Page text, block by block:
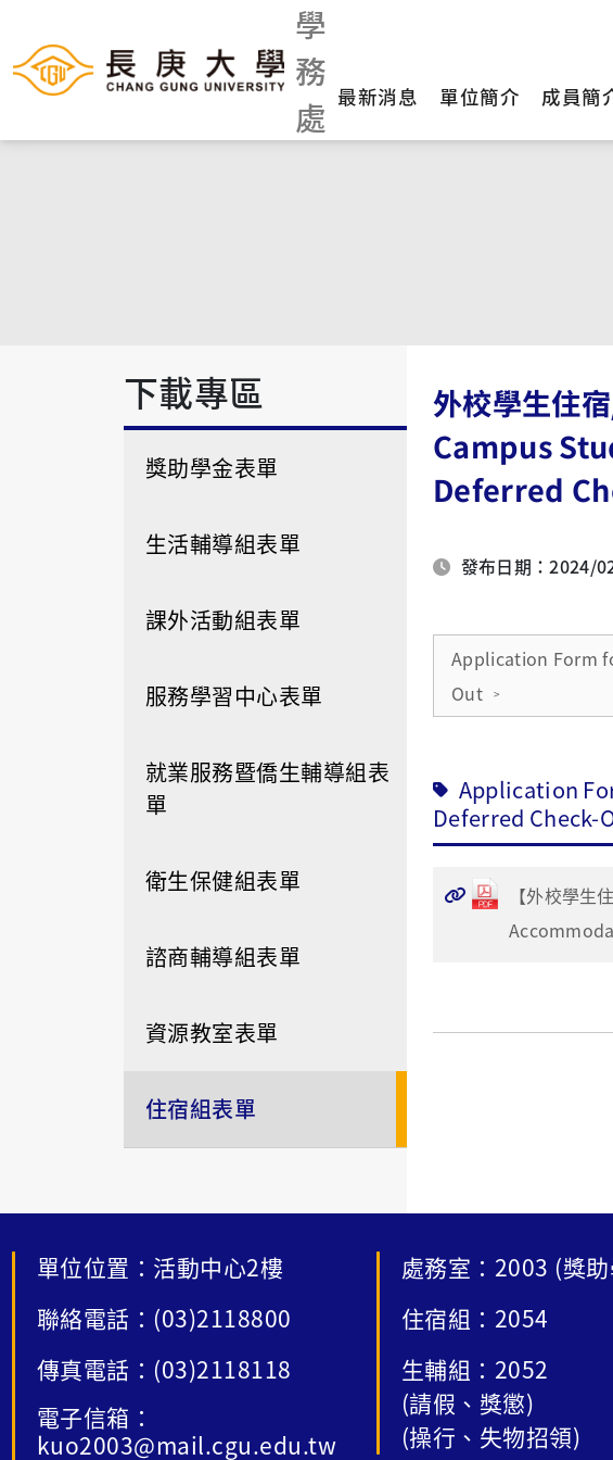
學
務
處 最新消息 單位簡介 成員簡
下載專區
獎助學金表單
生活輔導組表單
課外活動組表單
服務學習中心表單
就業服務暨僑生輔導組表
單
衛生保健組表單
諮商輔導組表單
資源教室表單
住宿組表單
外校學生住
Campus
Deferred
發布日期：2024/
Application Form
Out
Application
Deferred Check-
【外校學
單位位置：活動中心2樓
聯絡電話：(03)2118800
傳真電話：(03)2118118
電子信箱：
kuo2003@mail.cgu.edu.tw
處務室：2003 (獎
住宿組：2054
生輔組：2052
(請假、獎懲)
(操行、失物招領)